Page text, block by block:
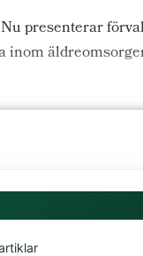
presenterar
inom